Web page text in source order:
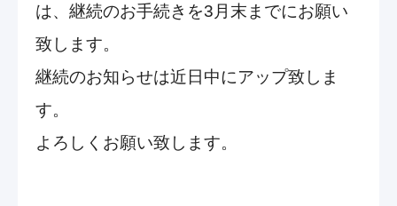
は、継続のお手続きを3月末までにお願い
致します。
継続のお知らせは近日中にアップ致しま
す。
よろしくお願い致します。